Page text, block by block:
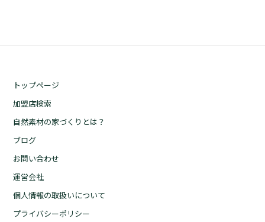
トップページ
加盟店検索
自然素材の家づくりとは？
ブログ
お問い合わせ
運営会社
個人情報の取扱いについて
プライバシーポリシー